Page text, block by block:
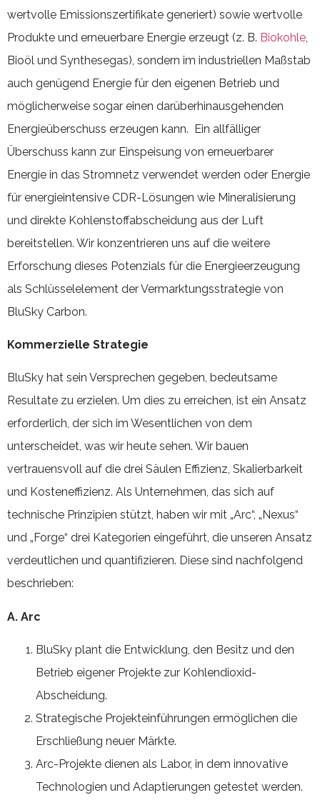
wertvolle Emissionszertifikate generiert) sowie wertvolle
Produkte und erneuerbare Energie erzeugt (z. B. Biokohle
Bioöl und Synthesegas), sondern im industriellen Maßstab
auch genügend Energie für den eigenen Betrieb und
möglicherweise sogar einen darüberhinausgehenden
Energieüberschuss erzeugen kann. Ein allfälliger
Überschuss kann zur Einspeisung von erneuerbarer
Energie in das Stromnetz verwendet werden oder Energie
für energieintensive CDR-Lösungen wie Mineralisierung
und direkte Kohlenstoffabscheidung aus der Luft
bereitstellen. Wir konzentrieren uns auf die weitere
Erforschung dieses Potenzials für die Energieerzeugung
als Schlüsselelement der Vermarktungsstrategie von
BluSky Carbon.
Kommerzielle Strategie
BluSky hat sein Versprechen gegeben, bedeutsame
Resultate zu erzielen. Um dies zu erreichen, ist ein Ansatz
erforderlich, der sich im Wesentlichen von dem
unterscheidet, was wir heute sehen. Wir bauen
vertrauensvoll auf die drei Säulen Effizienz, Skalierbarkeit
und Kosteneffizienz. Als Unternehmen, das sich auf
technische Prinzipien stützt, haben wir mit „Arc“, „Nexus“
und „Forge“ drei Kategorien eingeführt, die unseren Ansatz
verdeutlichen und quantifizieren. Diese sind nachfolgend
beschrieben:
A. Arc
BluSky plant die Entwicklung, den Besitz und den
Betrieb eigener Projekte zur Kohlendioxid-
Abscheidung.
Strategische Projekteinführungen ermöglichen die
Erschließung neuer Märkte.
Arc-Projekte dienen als Labor, in dem innovative
Technologien und Adaptierungen getestet werden.